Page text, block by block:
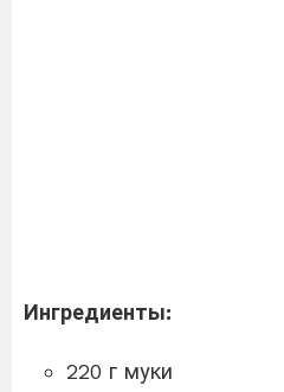
Ингредиенты:
220 г муки